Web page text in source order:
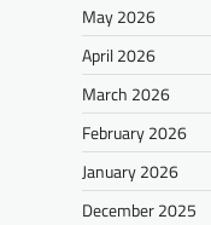
May 2026
April 2026
March 2026
February 2026
January 2026
December 2025